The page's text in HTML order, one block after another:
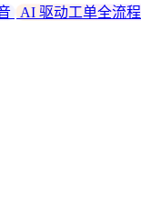
AI 驱动工单全流程